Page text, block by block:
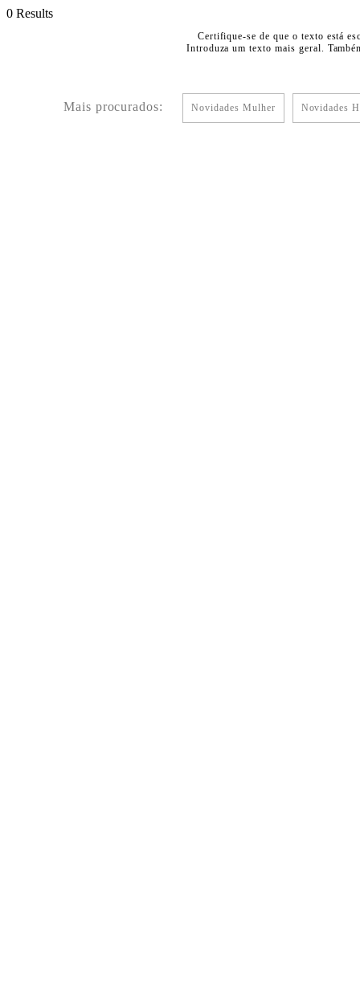
0 Results
Certifique-se de que o texto está
Introduza um texto mais geral.
Mais procurados: Novidades Mulher Novidades